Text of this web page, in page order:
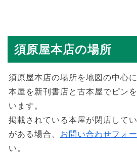
須原屋本店の場所
須原屋本店の場所を地図の中心
本屋を新刊書店と古本屋でピン
います。
掲載されている本屋が閉店して
がある場合、 お問い合わせフォ
い。